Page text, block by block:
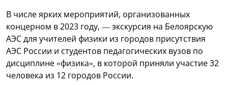
В числе ярких мероприятий, организованных
концерном в 2023 году, — экскурсия на Белоярскую
АЭС для учителей физики из городов присутствия
АЭС России и студентов педагогических вузов по
дисциплине «физика», в которой приняли участие 32
человека из 12 городов России.